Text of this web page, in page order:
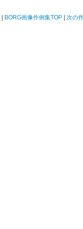
BORG画像作例集TOP| 次の